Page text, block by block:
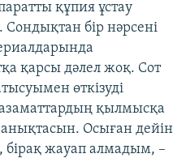
құпия ұстау
Сондықтан бір нәрсені
қарсы дәлел жоқ. Сот
өткізуді
қылмысқа
Осыған дейін
бірақ жауап алмадым, –